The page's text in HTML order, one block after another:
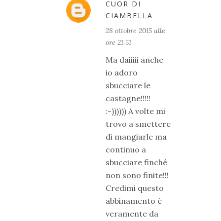
CUOR DI
CIAMBELLA
28 ottobre 2015 alle
ore 21:51
Ma daiiiii anche
io adoro
sbucciare le
castagne!!!!!
:-)))))) A volte mi
trovo a smettere
di mangiarle ma
continuo a
sbucciare finché
non sono finite!!!
Credimi questo
abbinamento è
veramente da